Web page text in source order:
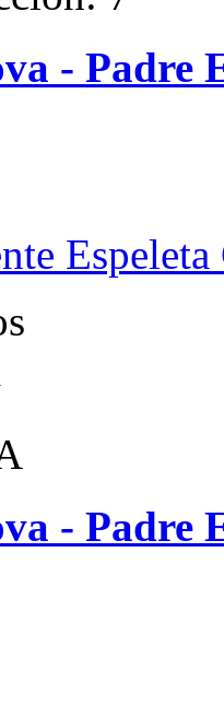
- Padre
Espeleta
- Padre